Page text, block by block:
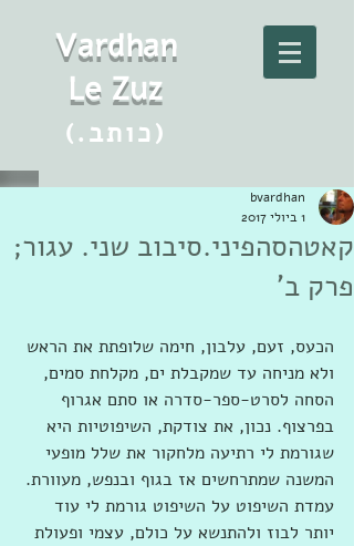
Vardhan
Le Zuz
(.כותב)
קאטהסהפיני.סיבוב שני. עגור;
פרק ב'
bvardhan
1 ביולי 2017
הכעס, זעם, עלבון, חימה שלופתת את הראש
ולא מניחה עד שמקבלת ים, מקלחת סמים,
הסחה לסרט-ספר-סדרה או סתם אגרוף
בפרצוף. נכון, את צודקת, השיפוטיות היא
שגורמת לי רתיעה מלחקור את שלל מופעי
המשנה שמתרחשים אז בגוף ובנפש, מעוורת.
עמדת השיפוט על השיפוט גורמת לי עוד
יותר לבוז ולהתנשא על כולם, עצמי ופעולת